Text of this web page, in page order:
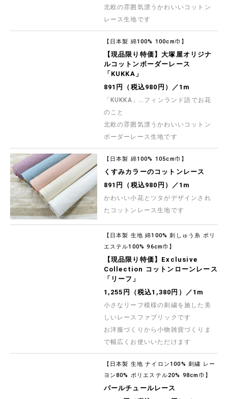
北欧の雰囲気漂うかわいいコットン
レース生地です
【日本製 綿100% 100cm巾】
【現品限り特価】大塚屋オリジナ
ルコットンボーダーレース
「KUKKA」
891円（税込980円）／1m
「KUKKA」…フィンランド語でお花
のこと
北欧の雰囲気漂うかわいいコットン
ボーダーレース生地です
【日本製 綿100% 105cm巾】
くすみカラーのコットンレース
891円（税込980円）／1m
かわいい小花とツタがデザインされ
たコットンレース生地です
【日本製 生地 綿100% 刺しゅう糸 ポリ
エステル100% 96cm巾】
【現品限り特価】Exclusive
Collection コットンローンレース
「リーフ」
1,255円（税込1,380円）／1m
小さなリーフ模様の刺繍を施した美
しいレースファブリックです
お洋服づくりから小物雑貨づくりま
で幅広くお使いいただけます
【日本製 生地 ナイロン100% 刺繍 レー
ヨン80% ポリエステル20% 98cm巾】
パールチュールレース